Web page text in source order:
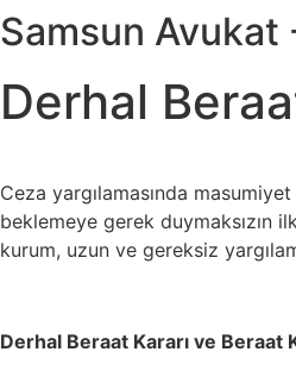
İçeriğe
atla
Samsun Avukat
Derhal
Ceza yargılamasında
beklemeye gerek duymaksızın
kurum, uzun ve gereksiz
Derhal Beraat Kararı ve Beraat